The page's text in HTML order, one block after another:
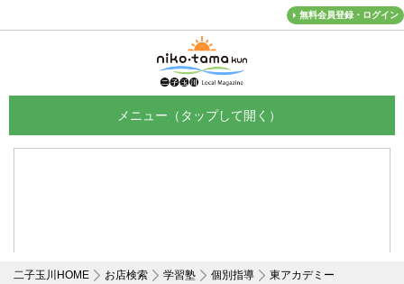
無料会員登録・ログイン
二子玉川HOME お店検索 学習塾 個別指導 東アカデミー
メニュー